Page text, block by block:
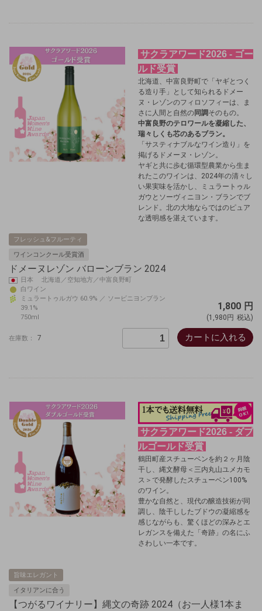
サクラアワード2026 - ゴー
ルド受賞
北海道、中富良野町で「ヤギとつく
る造り手」として知られるドメー
ヌ・レゾンのフィロソフィーは、ま
さに人間と自然の同調そのもの。
中富良野のテロワールを凝縮した、
瑞々しくも芯のあるブラン。
「サスティナブルなワイン造り」を
掲げるドメーヌ・レゾン。
ヤギと共に歩む循環型農業から生ま
れたこのワインは、2024年の清々し
い果実味を活かし、ミュラートゥル
ガウとソーヴィニヨン・ブランでブ
レンド。北の大地ならではのピュア
な透明感を湛えています。
フレッシュ&フルーティ
ワインコンクール受賞酒
ドメーヌレゾン バローンブラン 2024
日本 北海道／空知地方／中富良野町
白ワイン
ミュラートゥルガウ 60.9% ／ ソービニヨンブラン
39.1%
750ml
1,800 円
(1,980円 税込)
在庫数： 7 カートに入れる
サクラアワード2026 - ダブ
ルゴールド受賞
鶴田町産スチューベンを約２ヶ月陰
干し、縄文酵母＜三内丸山ユメカモ
ス＞で発酵したスチューベン100%
のワイン。
豊かな自然と、現代の醸造技術が同
調し、陰干ししたブドウの凝縮感を
感じながらも、驚くほどの深みとエ
レガンスを備えた「奇跡」の名にふ
さわしい一本です。
旨味エレガント
イタリアンに合う
【つがるワイナリー】縄文の奇跡 2024（お一人様1本ま